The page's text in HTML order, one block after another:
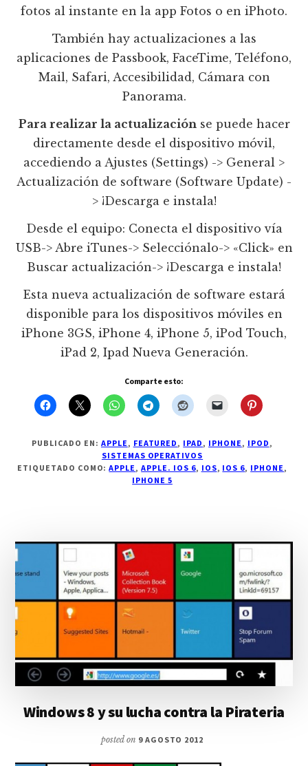
fotos al instante en la app Fotos o en iPhoto.
También hay actualizaciones a las
aplicaciones de Passbook, FaceTime, Teléfono,
Mail, Safari, Accesibilidad, Cámara con
Panorama.
Para realizar la actualizaciónse puede hacer
directamente desde el dispositivo móvil,
accediendo a Ajustes (Settings) -> General >
Actualización de software (Software Update) -
> ¡Descarga e instala!
Desde el equipo: Conecta el dispositivo vía
USB-> Abre iTunes-> Selecciónalo-> «Click» en
Buscar actualización-> ¡Descarga e instala!
Esta nueva actualización de software estará
disponible para los dispositivos móviles en
iPhone 3GS, iPhone 4, iPhone 5, iPod Touch,
iPad 2, Ipad Nueva Generación.
Comparte esto:
PUBLICADO EN: APPLE, FEATURED, IPAD, IPHONE, IPOD,
SISTEMAS OPERATIVOS
ETIQUETADO COMO:APPLE,APPLE. IOS 6, IOS, IOS 6, IPHONE,
IPHONE 5
Windows 8 y su lucha contra la Pirateria
posted on 9 AGOSTO 2012